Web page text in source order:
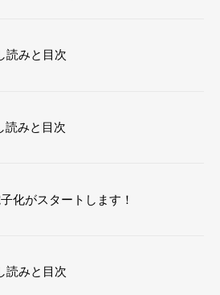
読みと目次
読みと目次
化がスタートします！
読みと目次